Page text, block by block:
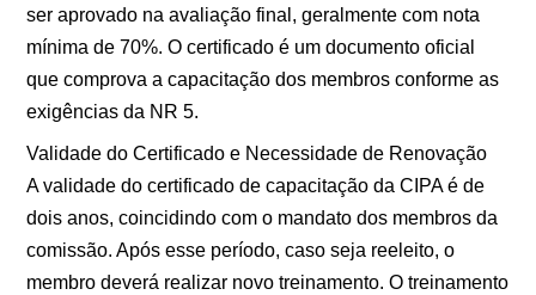
ser aprovado na avaliação final, geralmente com nota
mínima de 70%. O certificado é um documento oficial
que comprova a capacitação dos membros conforme as
exigências da NR 5.
Validade do Certificado e Necessidade de Renovação
A validade do certificado de capacitação da CIPA é de
dois anos, coincidindo com o mandato dos membros da
comissão. Após esse período, caso seja reeleito, o
membro deverá realizar novo treinamento. O treinamento